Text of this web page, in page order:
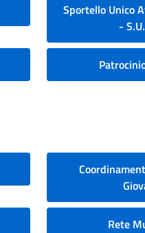
Sportello Unico
-
Rete